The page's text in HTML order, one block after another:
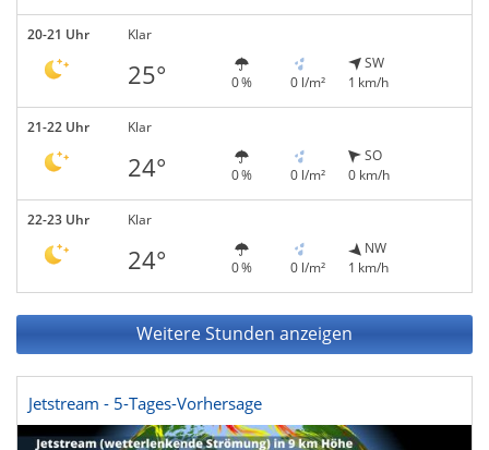
20-21 Uhr Klar
25° 0 % 0 l/m²
SW
1 km/h
21-22 Uhr Klar
24° 0 % 0 l/m²
SO
0 km/h
22-23 Uhr Klar
24° 0 % 0 l/m²
NW
1 km/h
Weitere Stunden anzeigen
Jetstream - 5-Tages-Vorhersage